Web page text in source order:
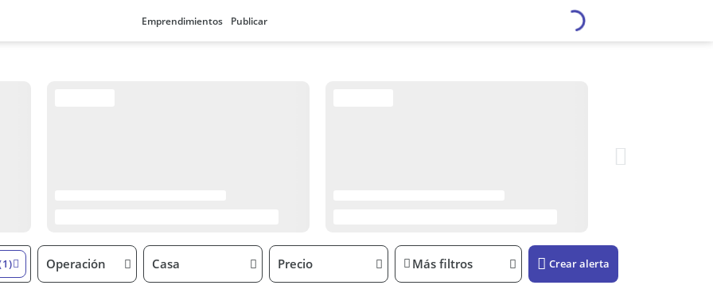
Emprendimientos Publicar
Operación Casa Precio Más filtros Crear alerta